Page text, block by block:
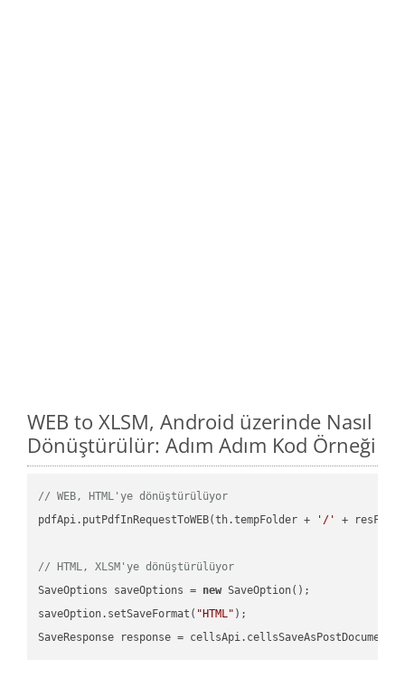
WEB to XLSM, Android üzerinde Nasıl
Dönüştürülür: Adım Adım Kod Örneği
// WEB, HTML'ye dönüştürülüyor
pdfApi.putPdfInRequestToWEB(th.tempFolder +
'/' +
// HTML, XLSM'ye dönüştürülüyor
SaveOptions saveOptions = new SaveOption();
saveOption.setSaveFormat( "HTML" );
SaveResponse response =